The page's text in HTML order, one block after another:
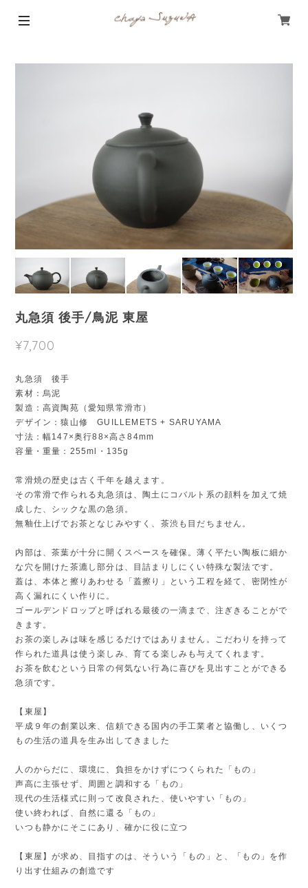
丸急須 後手/鳥泥 東屋
¥7,700
丸急須 後手
素材：烏泥
製造：高資陶苑（愛知県常滑市）
デザイン：猿山修 GUILLEMETS + SARUYAMA
寸法：幅147×奥行88×高さ84mm
容量・重量：255ml・135g
常滑焼の歴史は古く千年を越えます。
その常滑で作られる丸急須は、陶土にコバルト系の顔料を加えて焼
成した、シックな黒の急須。
無釉仕上げでお茶となじみやすく、茶渋も目だちません。
内部は、茶葉が十分に開くスペースを確保。薄く平たい陶板に細か
な穴を開けた茶漉し部分は、目詰まりしにくい特殊な製法です。
蓋は、本体と擦りあわせる「蓋擦り」という工程を経て、密閉性が
高く漏れにくい作りに。
ゴールデンドロップと呼ばれる最後の一滴まで、注ぎきることがで
きます。
お茶の楽しみは味を感じるだけではありません。こだわりを持って
作られた道具は使う楽しみ、育てる楽しみも与えてくれます。
お茶を飲むという日常の何気ない行為に喜びを見出すことができる
急須です。
【東屋】
平成９年の創業以来、信頼できる国内の手工業者と協働し、いくつ
もの生活の道具を生み出してきました
人のからだに、環境に、負担をかけずにつくられた「もの」
声高に主張せず、周囲と調和する「もの」
現代の生活様式に則って改良された、使いやすい「もの」
使い終われば、自然に還る「もの」
いつも静かにそこにあり、確かに役に立つ
【東屋】が求め、目指すのは、そういう「もの」と、「もの」を作
り出す仕組みの創造です